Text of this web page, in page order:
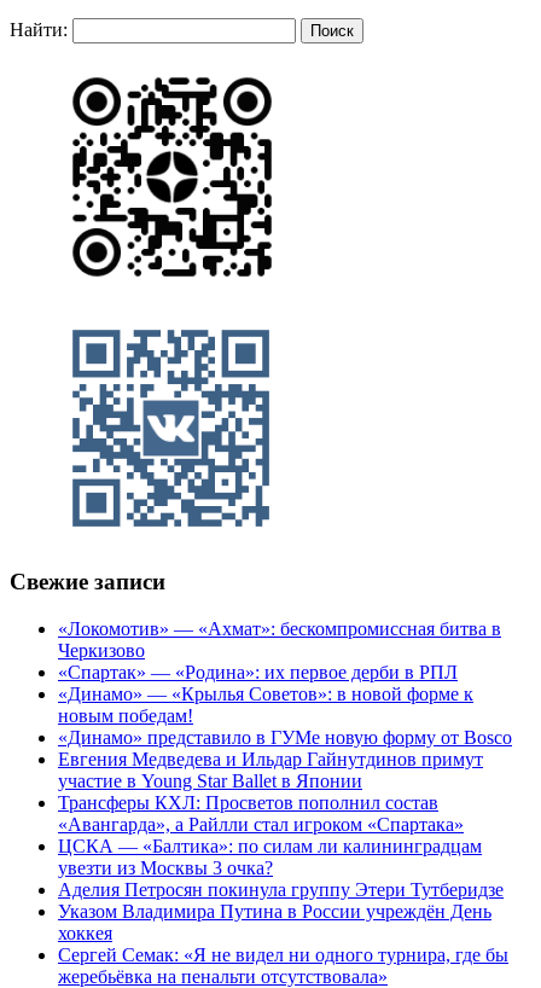
Найти:
Свежие записи
«Локомотив» — «Ахмат»: бескомпромиссная битва в
Черкизово
«Спартак» — «Родина»: их первое дерби в РПЛ
«Динамо» — «Крылья Советов»: в новой форме к
новым победам!
«Динамо» представило в ГУМе новую форму от Bosco
Евгения Медведева и Ильдар Гайнутдинов примут
участие в Young Star Ballet в Японии
Трансферы КХЛ: Просветов пополнил состав
«Авангарда», а Райлли стал игроком «Спартака»
ЦСКА — «Балтика»: по силам ли калининградцам
увезти из Москвы 3 очка?
Аделия Петросян покинула группу Этери Тутберидзе
Указом Владимира Путина в России учреждён День
хоккея
Сергей Семак: «Я не видел ни одного турнира, где бы
жеребьёвка на пенальти отсутствовала»